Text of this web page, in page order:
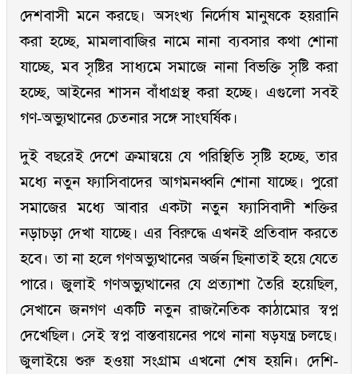
দেশবাসী মনে করছে। অসংখ্য নির্দোষ মানুষকে হয়রানি
করা হচ্ছে, মামলাবাজির নামে নানা ব্যবসার কথা শোনা
যাচ্ছে, মব সৃষ্টির সাধ্যমে সমাজে নানা বিভক্তি সৃষ্টি করা
হচ্ছে, আইনের শাসন বাঁধাগ্রস্থ করা হচ্ছে। এগুলো সবই
গণ-অভ্যুত্থানের চেতনার সঙ্গে সাংঘর্ষিক।
দুই বছরেই দেশে ক্রমান্বয়ে যে পরিস্থিতি সৃষ্টি হচ্ছে, তার
মধ্যে নতুন ফ্যাসিবাদের আগমনধ্বনি শোনা যাচ্ছে। পুরো
সমাজের মধ্যে আবার একটা নতুন ফ্যাসিবাদী শক্তির
নড়াচড়া দেখা যাচ্ছে। এর বিরুদ্ধে এখনই প্রতিবাদ করতে
হবে। তা না হলে গণঅভ্যুত্থানের অর্জন ছিনাতাই হয়ে যেতে
পারে। জুলাই গণঅভ্যুত্থানের যে প্রত্যাশা তৈরি হয়েছিল,
সেখানে জনগণ একটি নতুন রাজনৈতিক কাঠামোর স্বপ্ন
দেখেছিল। সেই স্বপ্ন বাস্তবায়নের পথে নানা ষড়যন্ত্র চলছে।
জুলাইয়ে শুরু হওয়া সংগ্রাম এখনো শেষ হয়নি। দেশি-